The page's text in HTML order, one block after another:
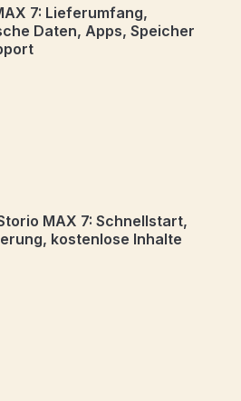
7: Lieferumfang,
Daten, Apps, Speicher
MAX 7: Schnellstart,
kostenlose Inhalte